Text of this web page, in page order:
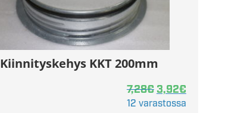
Kiinnityskehys KKT 200mm
7,28€3,92€
12 varastossa